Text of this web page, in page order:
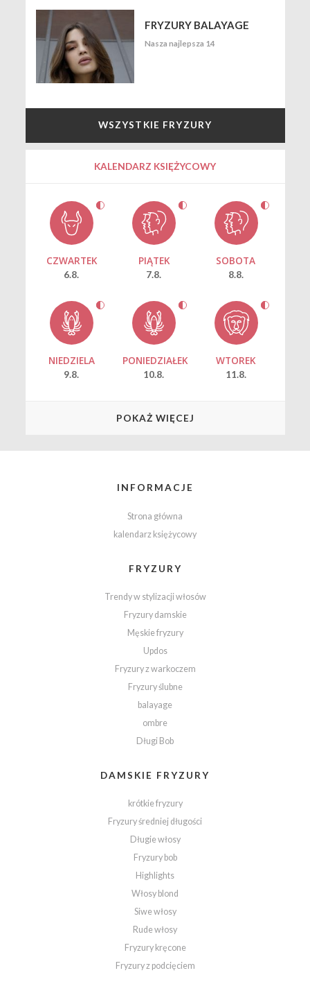
FRYZURY BALAYAGE
Nasza najlepsza 14
WSZYSTKIE FRYZURY
KALENDARZ KSIĘŻYCOWY
CZWARTEK
6.8.
PIĄTEK
7.8.
SOBOTA
8.8.
NIEDZIELA
9.8.
PONIEDZIAŁEK
10.8.
WTOREK
11.8.
POKAŻ WIĘCEJ
INFORMACJE
Strona główna
kalendarz księżycowy
FRYZURY
Trendy w stylizacji włosów
Fryzury damskie
Męskie fryzury
Updos
Fryzury z warkoczem
Fryzury ślubne
balayage
ombre
Długi Bob
DAMSKIE FRYZURY
krótkie fryzury
Fryzury średniej długości
Długie włosy
Fryzury bob
Highlights
Włosy blond
Siwe włosy
Rude włosy
Fryzury kręcone
Fryzury z podcięciem